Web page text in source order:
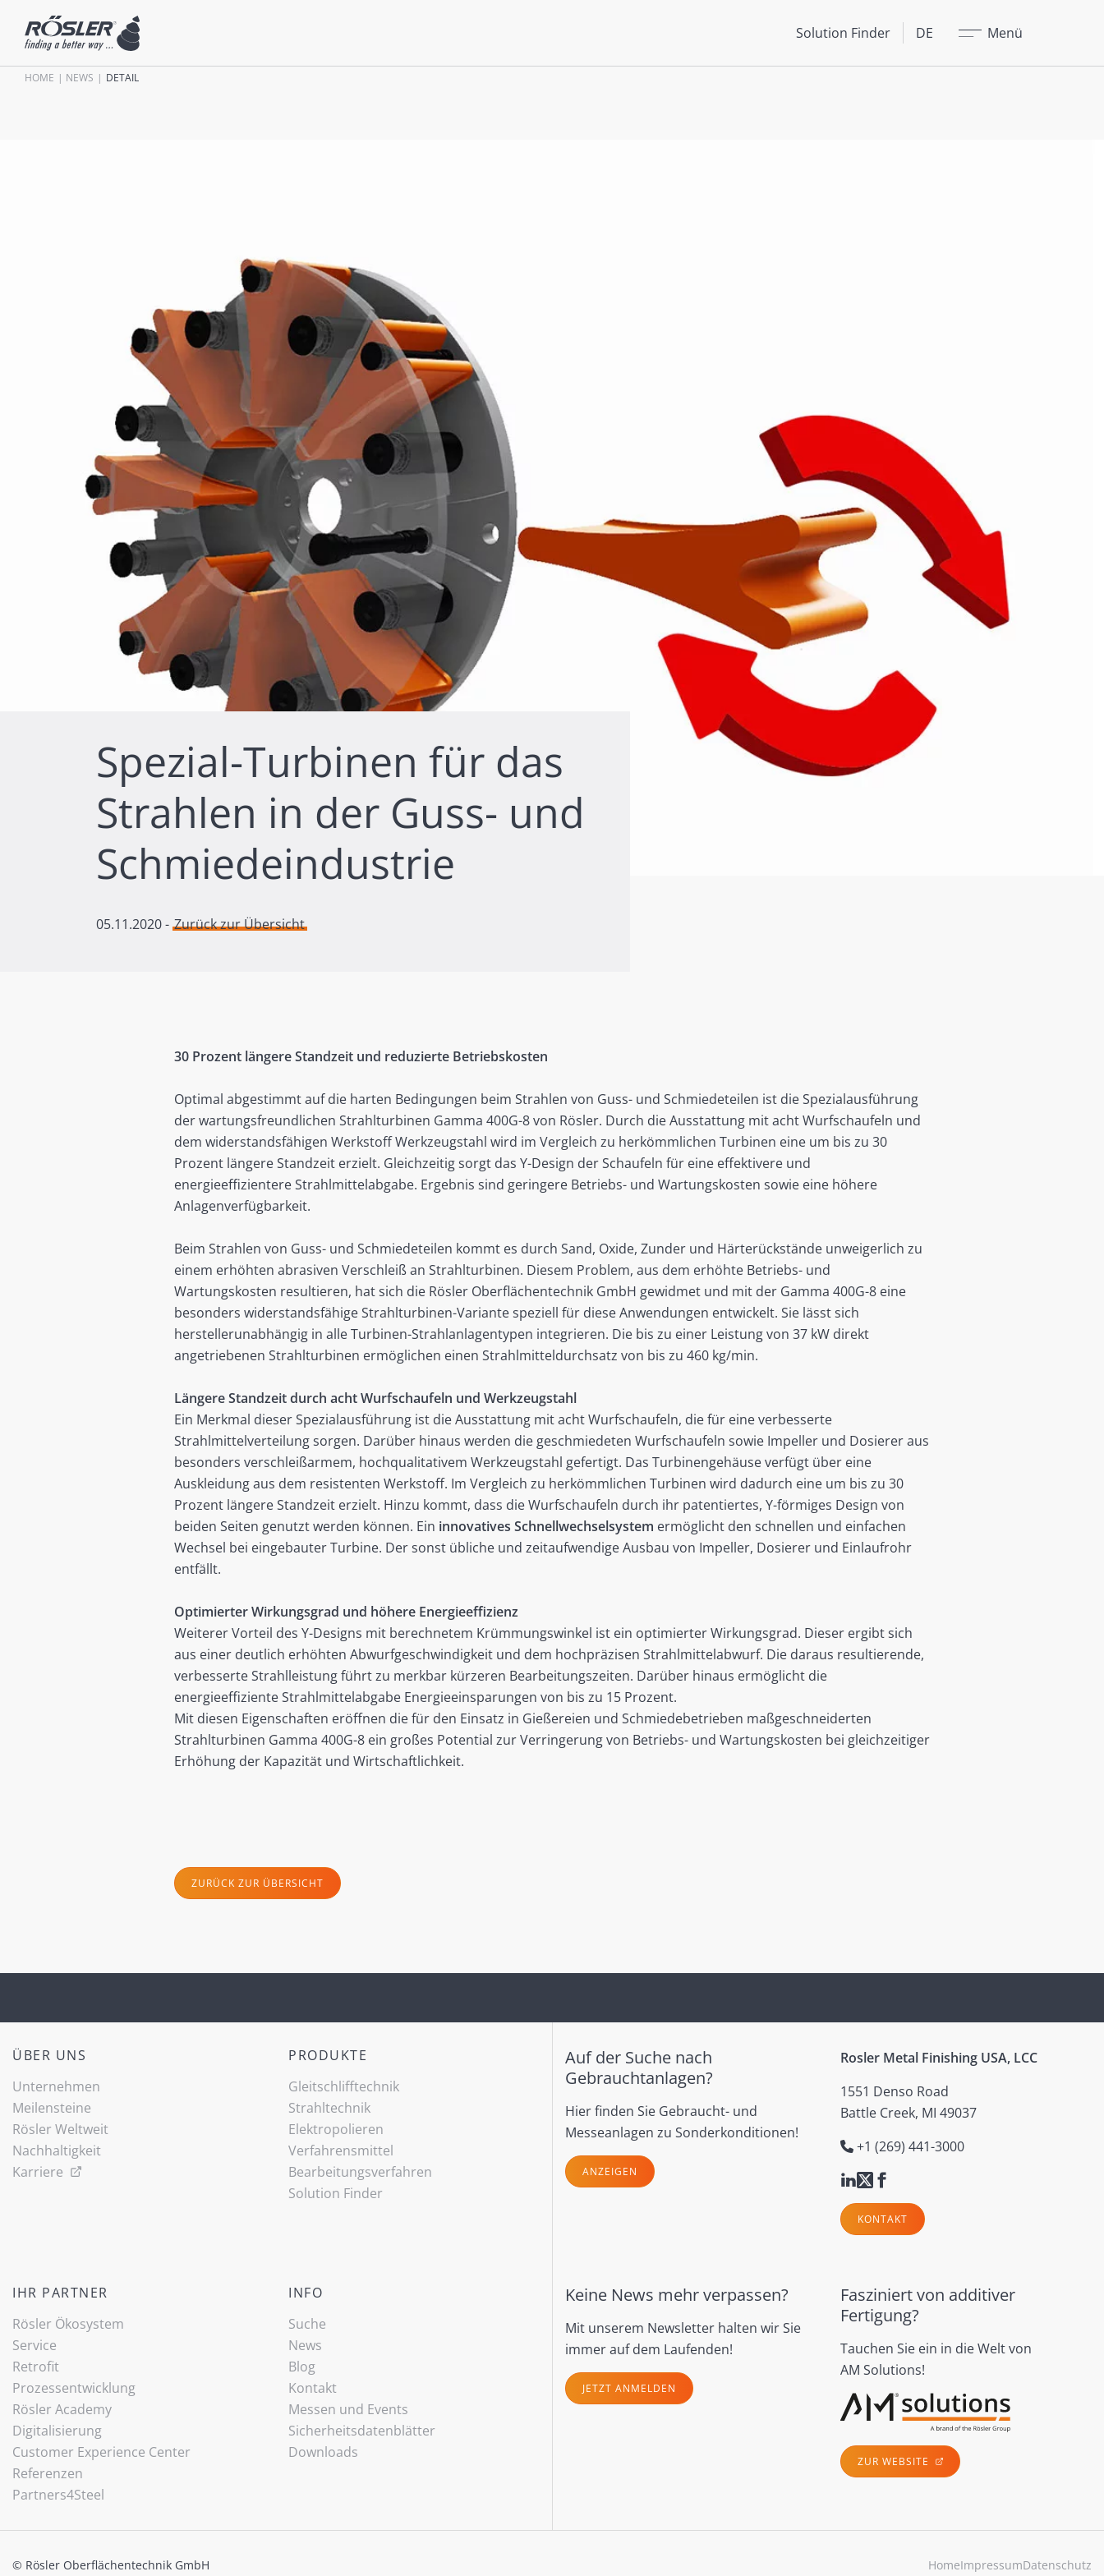
Solution Finder DE Menü
HOME NEWS DETAIL
Spezial-Turbinen für das
Strahlen in der Guss- und
Schmiedeindustrie
05.11.2020- Zurück zur Übersicht
30 Prozent längere Standzeit und reduzierte Betriebskosten
Optimal abgestimmt auf die harten Bedingungen beim Strahlen von Guss- und Schmiedeteilen ist die Spezialausführung
der wartungsfreundlichen Strahlturbinen Gamma 400G-8 von Rösler. Durch die Ausstattung mit acht Wurfschaufeln und
dem widerstandsfähigen Werkstoff Werkzeugstahl wird im Vergleich zu herkömmlichen Turbinen eine um bis zu 30
Prozent längere Standzeit erzielt. Gleichzeitig sorgt das Y-Design der Schaufeln für eine effektivere und
energieeffizientere Strahlmittelabgabe. Ergebnis sind geringere Betriebs- und Wartungskosten sowie eine höhere
Anlagenverfügbarkeit.
Beim Strahlen von Guss- und Schmiedeteilen kommt es durch Sand, Oxide, Zunder und Härterückstände unweigerlich zu
einem erhöhten abrasiven Verschleiß an Strahlturbinen. Diesem Problem, aus dem erhöhte Betriebs- und
Wartungskosten resultieren, hat sich die Rösler Oberflächentechnik GmbH gewidmet und mit der Gamma 400G-8 eine
besonders widerstandsfähige Strahlturbinen-Variante speziell für diese Anwendungen entwickelt. Sie lässt sich
herstellerunabhängig in alle Turbinen-Strahlanlagentypen integrieren. Die bis zu einer Leistung von 37 kW direkt
angetriebenen Strahlturbinen ermöglichen einen Strahlmitteldurchsatz von bis zu 460 kg/min.
Längere Standzeit durch acht Wurfschaufeln und Werkzeugstahl
Ein Merkmal dieser Spezialausführung ist die Ausstattung mit acht Wurfschaufeln, die für eine verbesserte
Strahlmittelverteilung sorgen. Darüber hinaus werden die geschmiedeten Wurfschaufeln sowie Impeller und Dosierer aus
besonders verschleißarmem, hochqualitativem Werkzeugstahl gefertigt. Das Turbinengehäuse verfügt über eine
Auskleidung aus dem resistenten Werkstoff. Im Vergleich zu herkömmlichen Turbinen wird dadurch eine um bis zu 30
Prozent längere Standzeit erzielt. Hinzu kommt, dass die Wurfschaufeln durch ihr patentiertes, Y-förmiges Design von
beiden Seiten genutzt werden können. Ein innovatives Schnellwechselsystem ermöglicht den schnellen und einfachen
Wechsel bei eingebauter Turbine. Der sonst übliche und zeitaufwendige Ausbau von Impeller, Dosierer und Einlaufrohr
entfällt.
Optimierter Wirkungsgrad und höhere Energieeffizienz
Weiterer Vorteil des Y-Designs mit berechnetem Krümmungswinkel ist ein optimierter Wirkungsgrad. Dieser ergibt sich
aus einer deutlich erhöhten Abwurfgeschwindigkeit und dem hochpräzisen Strahlmittelabwurf. Die daraus resultierende,
verbesserte Strahlleistung führt zu merkbar kürzeren Bearbeitungszeiten. Darüber hinaus ermöglicht die
energieeffiziente Strahlmittelabgabe Energieeinsparungen von bis zu 15 Prozent.
Mit diesen Eigenschaften eröffnen die für den Einsatz in Gießereien und Schmiedebetrieben maßgeschneiderten
Strahlturbinen Gamma 400G-8 ein großes Potential zur Verringerung von Betriebs- und Wartungskosten bei gleichzeitiger
Erhöhung der Kapazität und Wirtschaftlichkeit.
ZURÜCK ZUR ÜBERSICHT
Rosler Metal Finishing USA, LCC
1551 Denso Road
Battle Creek, MI 49037
+1 (269) 441-3000
KONTAKT
ÜBER UNS
Unternehmen
Meilensteine
Rösler Weltweit
Nachhaltigkeit
Karriere
PRODUKTE
Gleitschlifftechnik
Strahltechnik
Elektropolieren
Verfahrensmittel
Bearbeitungsverfahren
Solution Finder
IHR PARTNER
Rösler Ökosystem
Service
Retrofit
Prozessentwicklung
Rösler Academy
Digitalisierung
Customer Experience Center
Referenzen
Partners4Steel
INFO
Suche
News
Blog
Kontakt
Messen und Events
Sicherheitsdatenblätter
Downloads
Auf der Suche nach
Gebrauchtanlagen?
Hier finden Sie Gebraucht- und
Messeanlagen zu Sonderkonditionen!
ANZEIGEN
Keine News mehr verpassen?
Mit unserem Newsletter halten wir Sie
immer auf dem Laufenden!
JETZT ANMELDEN
Fasziniert von additiver
Fertigung?
Tauchen Sie ein in die Welt von
AM Solutions!
ZUR WEBSITE
© Rösler Oberflächentechnik GmbH HomeImpressumDatenschutz